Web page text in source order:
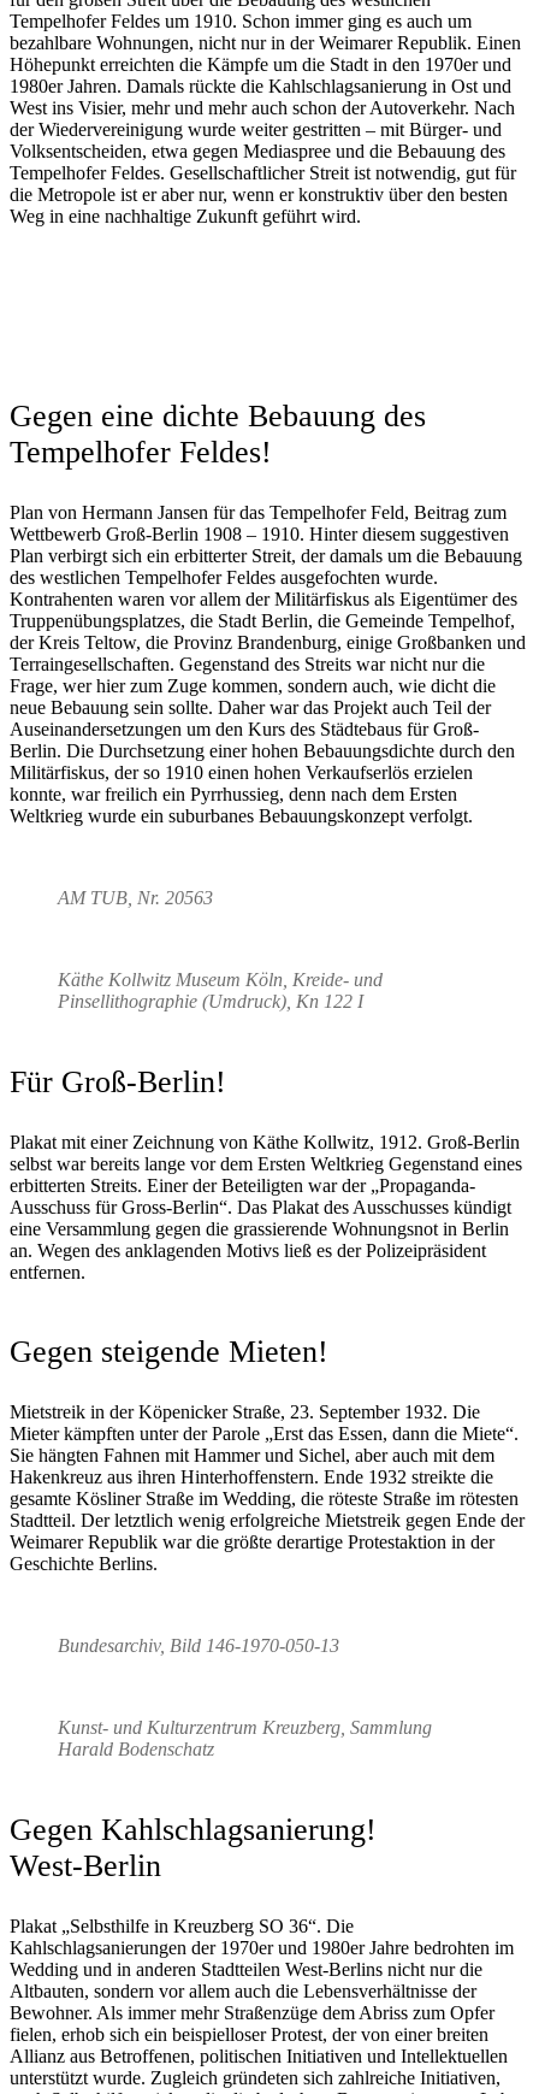
Tempelhofer Feldes um 1910. Schon immer ging es auch um
bezahlbare Wohnungen, nicht nur in der Weimarer Republik. Einen
Höhepunkt erreichten die Kämpfe um die Stadt in den 1970er und
1980er Jahren. Damals rückte die Kahlschlagsanierung in Ost und
West ins Visier, mehr und mehr auch schon der Autoverkehr. Nach
der Wiedervereinigung wurde weiter gestritten – mit Bürger- und
Volksentscheiden, etwa gegen Mediaspree und die Bebauung des
Tempelhofer Feldes. Gesellschaftlicher Streit ist notwendig, gut für
die Metropole ist er aber nur, wenn er konstruktiv über den besten
Weg in eine nachhaltige Zukunft geführt wird.
Gegen eine dichte Bebauung des
Tempelhofer Feldes!
Plan von Hermann Jansen für das Tempelhofer Feld, Beitrag zum
Wettbewerb Groß-Berlin 1908 – 1910. Hinter diesem suggestiven
Plan verbirgt sich ein erbitterter Streit, der damals um die Bebauung
des westlichen Tempelhofer Feldes ausgefochten wurde.
Kontrahenten waren vor allem der Militärfiskus als Eigentümer des
Truppenübungsplatzes, die Stadt Berlin, die Gemeinde Tempelhof,
der Kreis Teltow, die Provinz Brandenburg, einige Großbanken und
Terraingesellschaften. Gegenstand des Streits war nicht nur die
Frage, wer hier zum Zuge kommen, sondern auch, wie dicht die
neue Bebauung sein sollte. Daher war das Projekt auch Teil der
Auseinandersetzungen um den Kurs des Städtebaus für Groß-
Berlin. Die Durchsetzung einer hohen Bebauungsdichte durch den
Militärfiskus, der so 1910 einen hohen Verkaufserlös erzielen
konnte, war freilich ein Pyrrhussieg, denn nach dem Ersten
Weltkrieg wurde ein suburbanes Bebauungskonzept verfolgt.
AM TUB, Nr. 20563
Käthe Kollwitz Museum Köln, Kreide- und
Pinsellithographie (Umdruck), Kn 122 I
Für Groß-Berlin!
Plakat mit einer Zeichnung von Käthe Kollwitz, 1912. Groß-Berlin
selbst war bereits lange vor dem Ersten Weltkrieg Gegenstand eines
erbitterten Streits. Einer der Beteiligten war der „Propaganda-
Ausschuss für Gross-Berlin“. Das Plakat des Ausschusses kündigt
eine Versammlung gegen die grassierende Wohnungsnot in Berlin
an. Wegen des anklagenden Motivs ließ es der Polizeipräsident
entfernen.
Gegen steigende Mieten!
Mietstreik in der Köpenicker Straße, 23. September 1932. Die
Mieter kämpften unter der Parole „Erst das Essen, dann die Miete“.
Sie hängten Fahnen mit Hammer und Sichel, aber auch mit dem
Hakenkreuz aus ihren Hinterhoffenstern. Ende 1932 streikte die
gesamte Kösliner Straße im Wedding, die röteste Straße im rötesten
Stadtteil. Der letztlich wenig erfolgreiche Mietstreik gegen Ende der
Weimarer Republik war die größte derartige Protestaktion in der
Geschichte Berlins.
Bundesarchiv, Bild 146-1970-050-13
Kunst- und Kulturzentrum Kreuzberg, Sammlung
Harald Bodenschatz
Gegen Kahlschlagsanierung!
West-Berlin
Plakat „Selbsthilfe in Kreuzberg SO 36“. Die
Kahlschlagsanierungen der 1970er und 1980er Jahre bedrohten im
Wedding und in anderen Stadtteilen West-Berlins nicht nur die
Altbauten, sondern vor allem auch die Lebensverhältnisse der
Bewohner. Als immer mehr Straßenzüge dem Abriss zum Opfer
fielen, erhob sich ein beispielloser Protest, der von einer breiten
Allianz aus Betroffenen, politischen Initiativen und Intellektuellen
unterstützt wurde. Zugleich gründeten sich zahlreiche Initiativen,